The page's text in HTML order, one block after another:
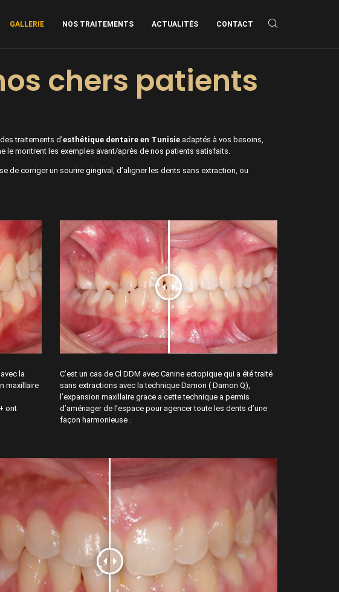
GALLERIE NOS TRAITEMENTS ACTUALITÉS CONTACT
chers patients
traitements d’esthétique dentaire en Tunisie adaptés à vos besoins,
le montrent les exemples avant/après de nos patients satisfaits.
de corriger un sourire gingival, d’aligner les dents sans extraction, ou
la
maxillaire
ont
C’est un cas de Cl DDM avec Canine ectopique qui a été traité
sans extractions avec la technique Damon ( Damon Q),
l’expansion maxillaire grace a cette technique a permis
d’aménager de l’espace pour agencer toute les dents d’une
façon harmonieuse .